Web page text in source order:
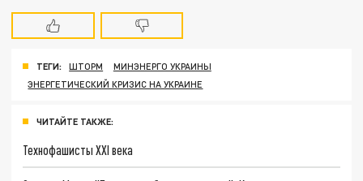
ТЕГИ: ШТОРМ
МИНЭНЕРГО УКРАИНЫ
ЭНЕРГЕТИЧЕСКИЙ КРИЗИС НА УКРАИНЕ
ЧИТАЙТЕ ТАКЖЕ:
Технофашисты XXI века